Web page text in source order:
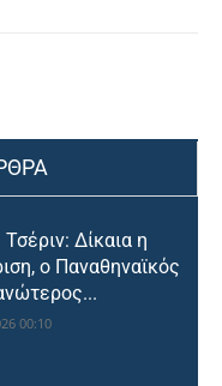
Δίκαια η
ο Παναθηναϊκός
00:10